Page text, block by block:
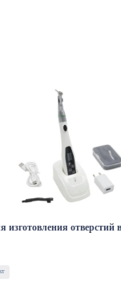
изготовления отверстий